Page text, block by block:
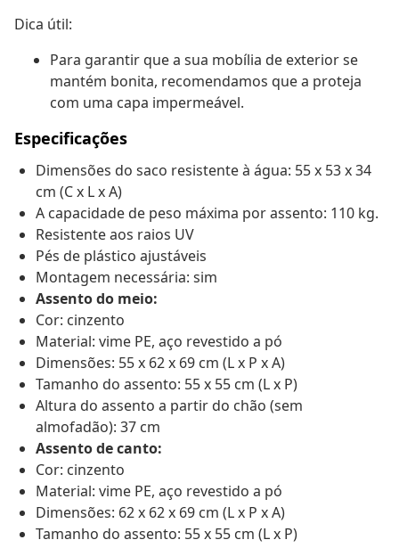
Dica útil:
Para garantir que a sua mobília de exterior se
mantém bonita, recomendamos que a proteja
com uma capa impermeável.
Especificações
Dimensões do saco resistente à água: 55 x 53 x 34
cm (C x L x A)
A capacidade de peso máxima por assento: 110 kg.
Resistente aos raios UV
Pés de plástico ajustáveis
Montagem necessária: sim
Assento do meio:
Cor: cinzento
Material: vime PE, aço revestido a pó
Dimensões: 55 x 62 x 69 cm (L x P x A)
Tamanho do assento: 55 x 55 cm (L x P)
Altura do assento a partir do chão (sem
almofadão): 37 cm
Assento de canto:
Cor: cinzento
Material: vime PE, aço revestido a pó
Dimensões: 62 x 62 x 69 cm (L x P x A)
Tamanho do assento: 55 x 55 cm (L x P)